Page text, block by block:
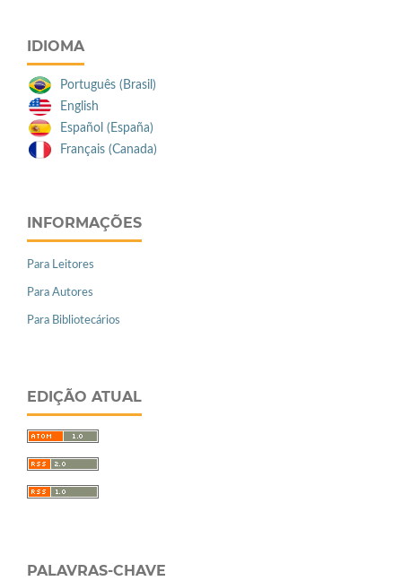
IDIOMA
Português (Brasil)
English
Español (España)
Français (Canada)
INFORMAÇÕES
Para Leitores
Para Autores
Para Bibliotecários
EDIÇÃO ATUAL
PALAVRAS-CHAVE